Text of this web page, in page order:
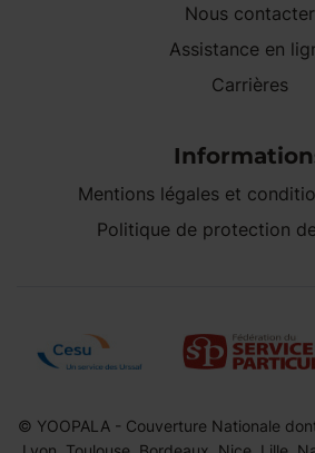
Nous contacter
Assistance en
Carrières
Mentions légales et
Politique de protection
© YOOPALA - Couverture Nationale